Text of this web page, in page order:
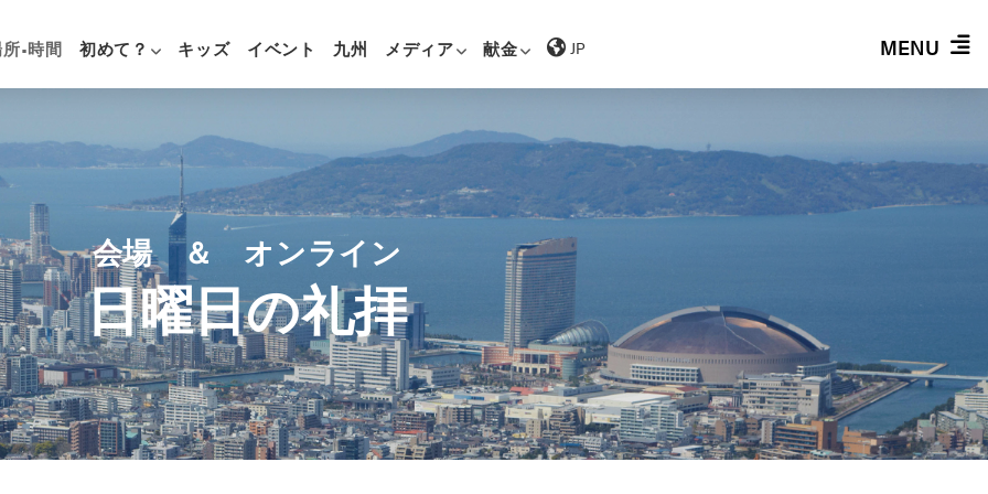
•時間 初めて？ キッズ イベント 九州 メディア 献金 JP MENU
会場 ＆ オンライン
日曜日の礼拝